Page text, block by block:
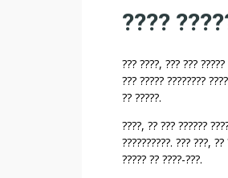
?
?
?
?
?
?
?
????
??? ????, ??? ???
??? ????? ????????
?? ?????.
????, ?? ??? ??????
??????????. ??? ???,
????? ?? ????-???.